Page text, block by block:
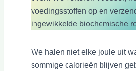
voedingsstoffen op en
ingewikkelde biochemische
We halen niet elke joule uit
sommige calorieën blijven